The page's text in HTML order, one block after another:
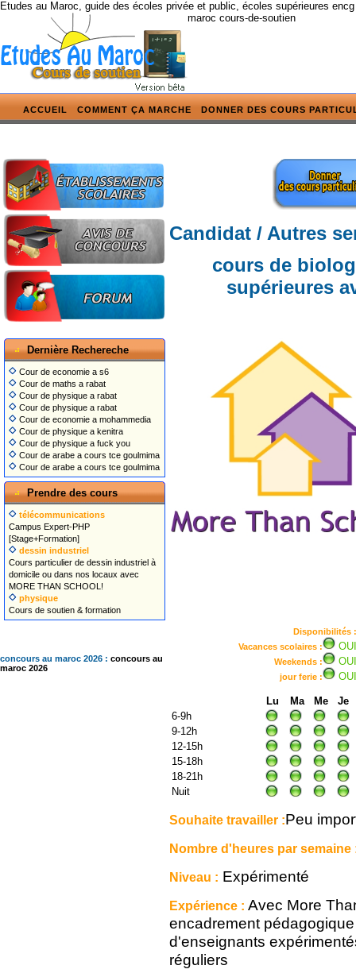
Etudes au Maroc, guide des écoles privée et public, écoles supérieures
maroc cours-de-soutien
ACCUEIL COMMENT ÇA MARCHE DONNER DES COURS
Dernière Rechereche
Cour de economie a s6
Cour de maths a rabat
Cour de physique a rabat
Cour de physique a rabat
Cour de economie a mohammedia
Cour de physique a kenitra
Cour de physique a fuck you
Cour de arabe a cours tce goulmima
Cour de arabe a cours tce goulmima
Prendre des cours
télécommunications
Campus Expert-PHP
[Stage+Formation]
dessin industriel
Cours particulier de dessin industriel à
domicile ou dans nos locaux avec
MORE THAN SCHOOL!
physique
Cours de soutien & formation
concours au maroc 2026 : concours au
maroc 2026
Candidat / Autres
cours de
supérieures
Disponibilités :
Vacances scolaires :
OUI
Weekends : OUI
jour ferie : OUI
Lu Ma Me
Je
6-9h
9-12h
12-15h
15-18h
18-21h
Nuit
Souhaite travailler :Peu
Nombre d'heures par semaine
Niveau : Expérimenté
Expérience : Avec More
encadrement
d'enseignants
réguliers